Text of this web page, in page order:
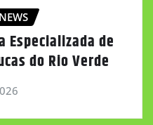
NEWS
Especializada de
do Rio Verde